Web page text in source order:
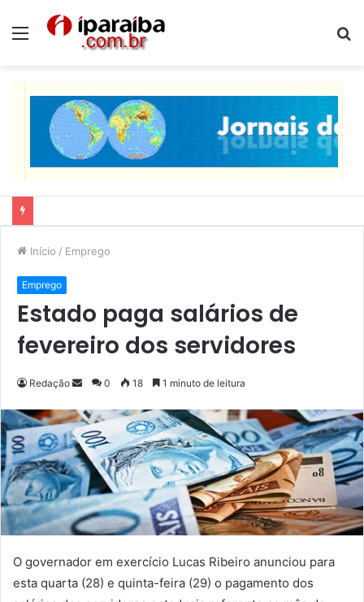
Menu
Início / Emprego
Emprego
Estado paga salários de
fevereiro dos servidores
Redação
n
d
e
u
m
e
-
m
a
0 18 1 minuto de leitura
O governador em exercício Lucas Ribeiro anunciou para
esta quarta (28) e quinta-feira (29) o pagamento dos